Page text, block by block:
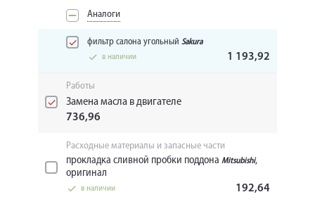
Аналоги
фильтр салона угольный Sakura
в наличии
1 193,92
Работы
Замена масла в двигателе
736,96
Расходные материалы и запасные части
прокладка сливной пробки поддона Mitsubishi,
оригинал
в наличии 192,64